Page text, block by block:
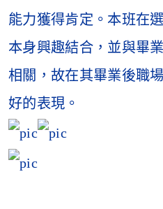
能力獲得肯定。本班在
本身興趣結合， 並與畢
相關，故在其畢業後職
好的表現。